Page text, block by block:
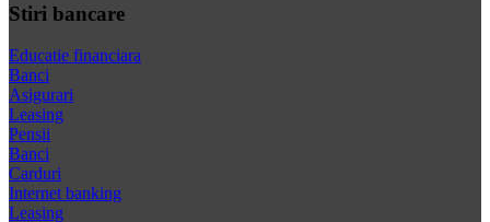
Stiri bancare
Educatie financiara
Banci
Asigurari
Leasing
Pensii
Banci
Carduri
Internet banking
Leasing